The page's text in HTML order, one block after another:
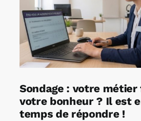
Sondage : votre
votre bonheur ? Il est
temps de répondre !